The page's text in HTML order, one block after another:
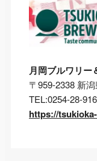
月岡ブルワリー
〒959-2338 新
TEL:0254-28-
https://